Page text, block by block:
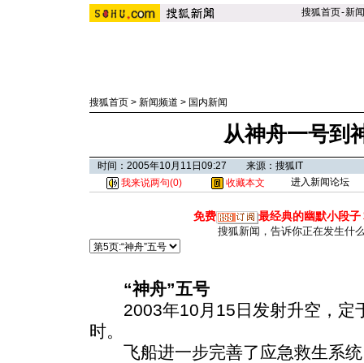
搜狐首页-新闻
搜狐首页 > 新闻频道 > 国内新闻
从神舟一号到
时间：2005年10月11日09:27 来源：搜狐IT
我来说两句(0) 收藏本文 进入新闻论坛
免费 最经典的幽默小段子
搜狐新闻，告诉你正在发生什
“神舟”五号
2003年10月15日发射升空，定
时。
飞船进一步完善了应急救生系统